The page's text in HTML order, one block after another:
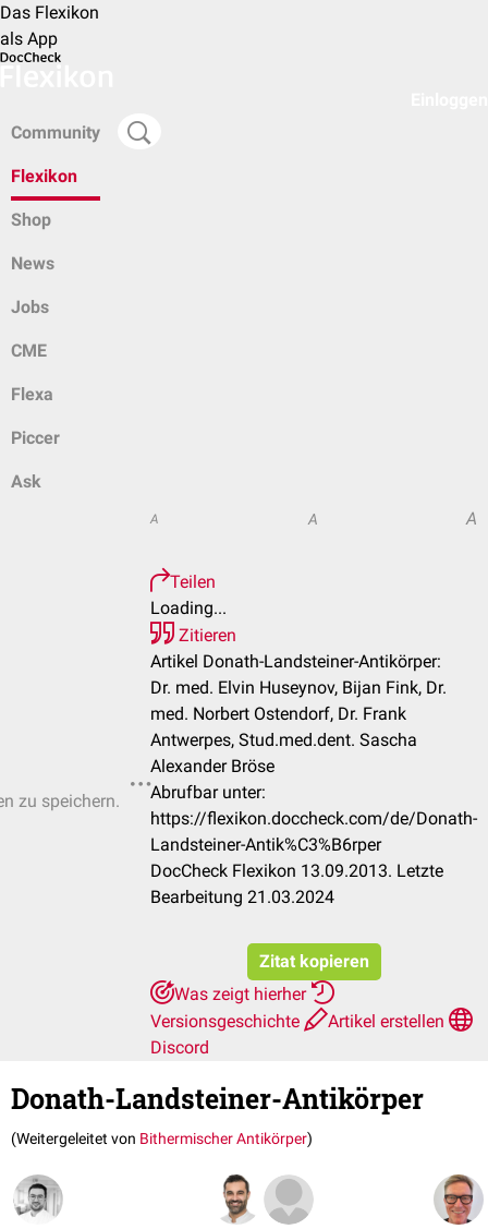
Das Flexikon
als App
Community
Flexikon
Shop
News
Jobs
CME
Flexa
Piccer
Ask
zu speichern.
A A A
Teilen
Loading...
Zitieren
Artikel Donath-Landsteiner-Antikörper:
Dr. med. Elvin Huseynov, Bijan Fink, Dr.
med. Norbert Ostendorf, Dr. Frank
Antwerpes, Stud.med.dent. Sascha
Alexander Bröse
Abrufbar unter:
https://flexikon.doccheck.com/de/Donath-
Landsteiner-Antik%C3%B6rper
DocCheck Flexikon 13.09.2013. Letzte
Bearbeitung 21.03.2024
Zitat kopieren
Was zeigt hierher
Versionsgeschichte
Artikel erstellen
Discord
Donath-Landsteiner-Antikörper
(Weitergeleitet von Bithermischer Antikörper)